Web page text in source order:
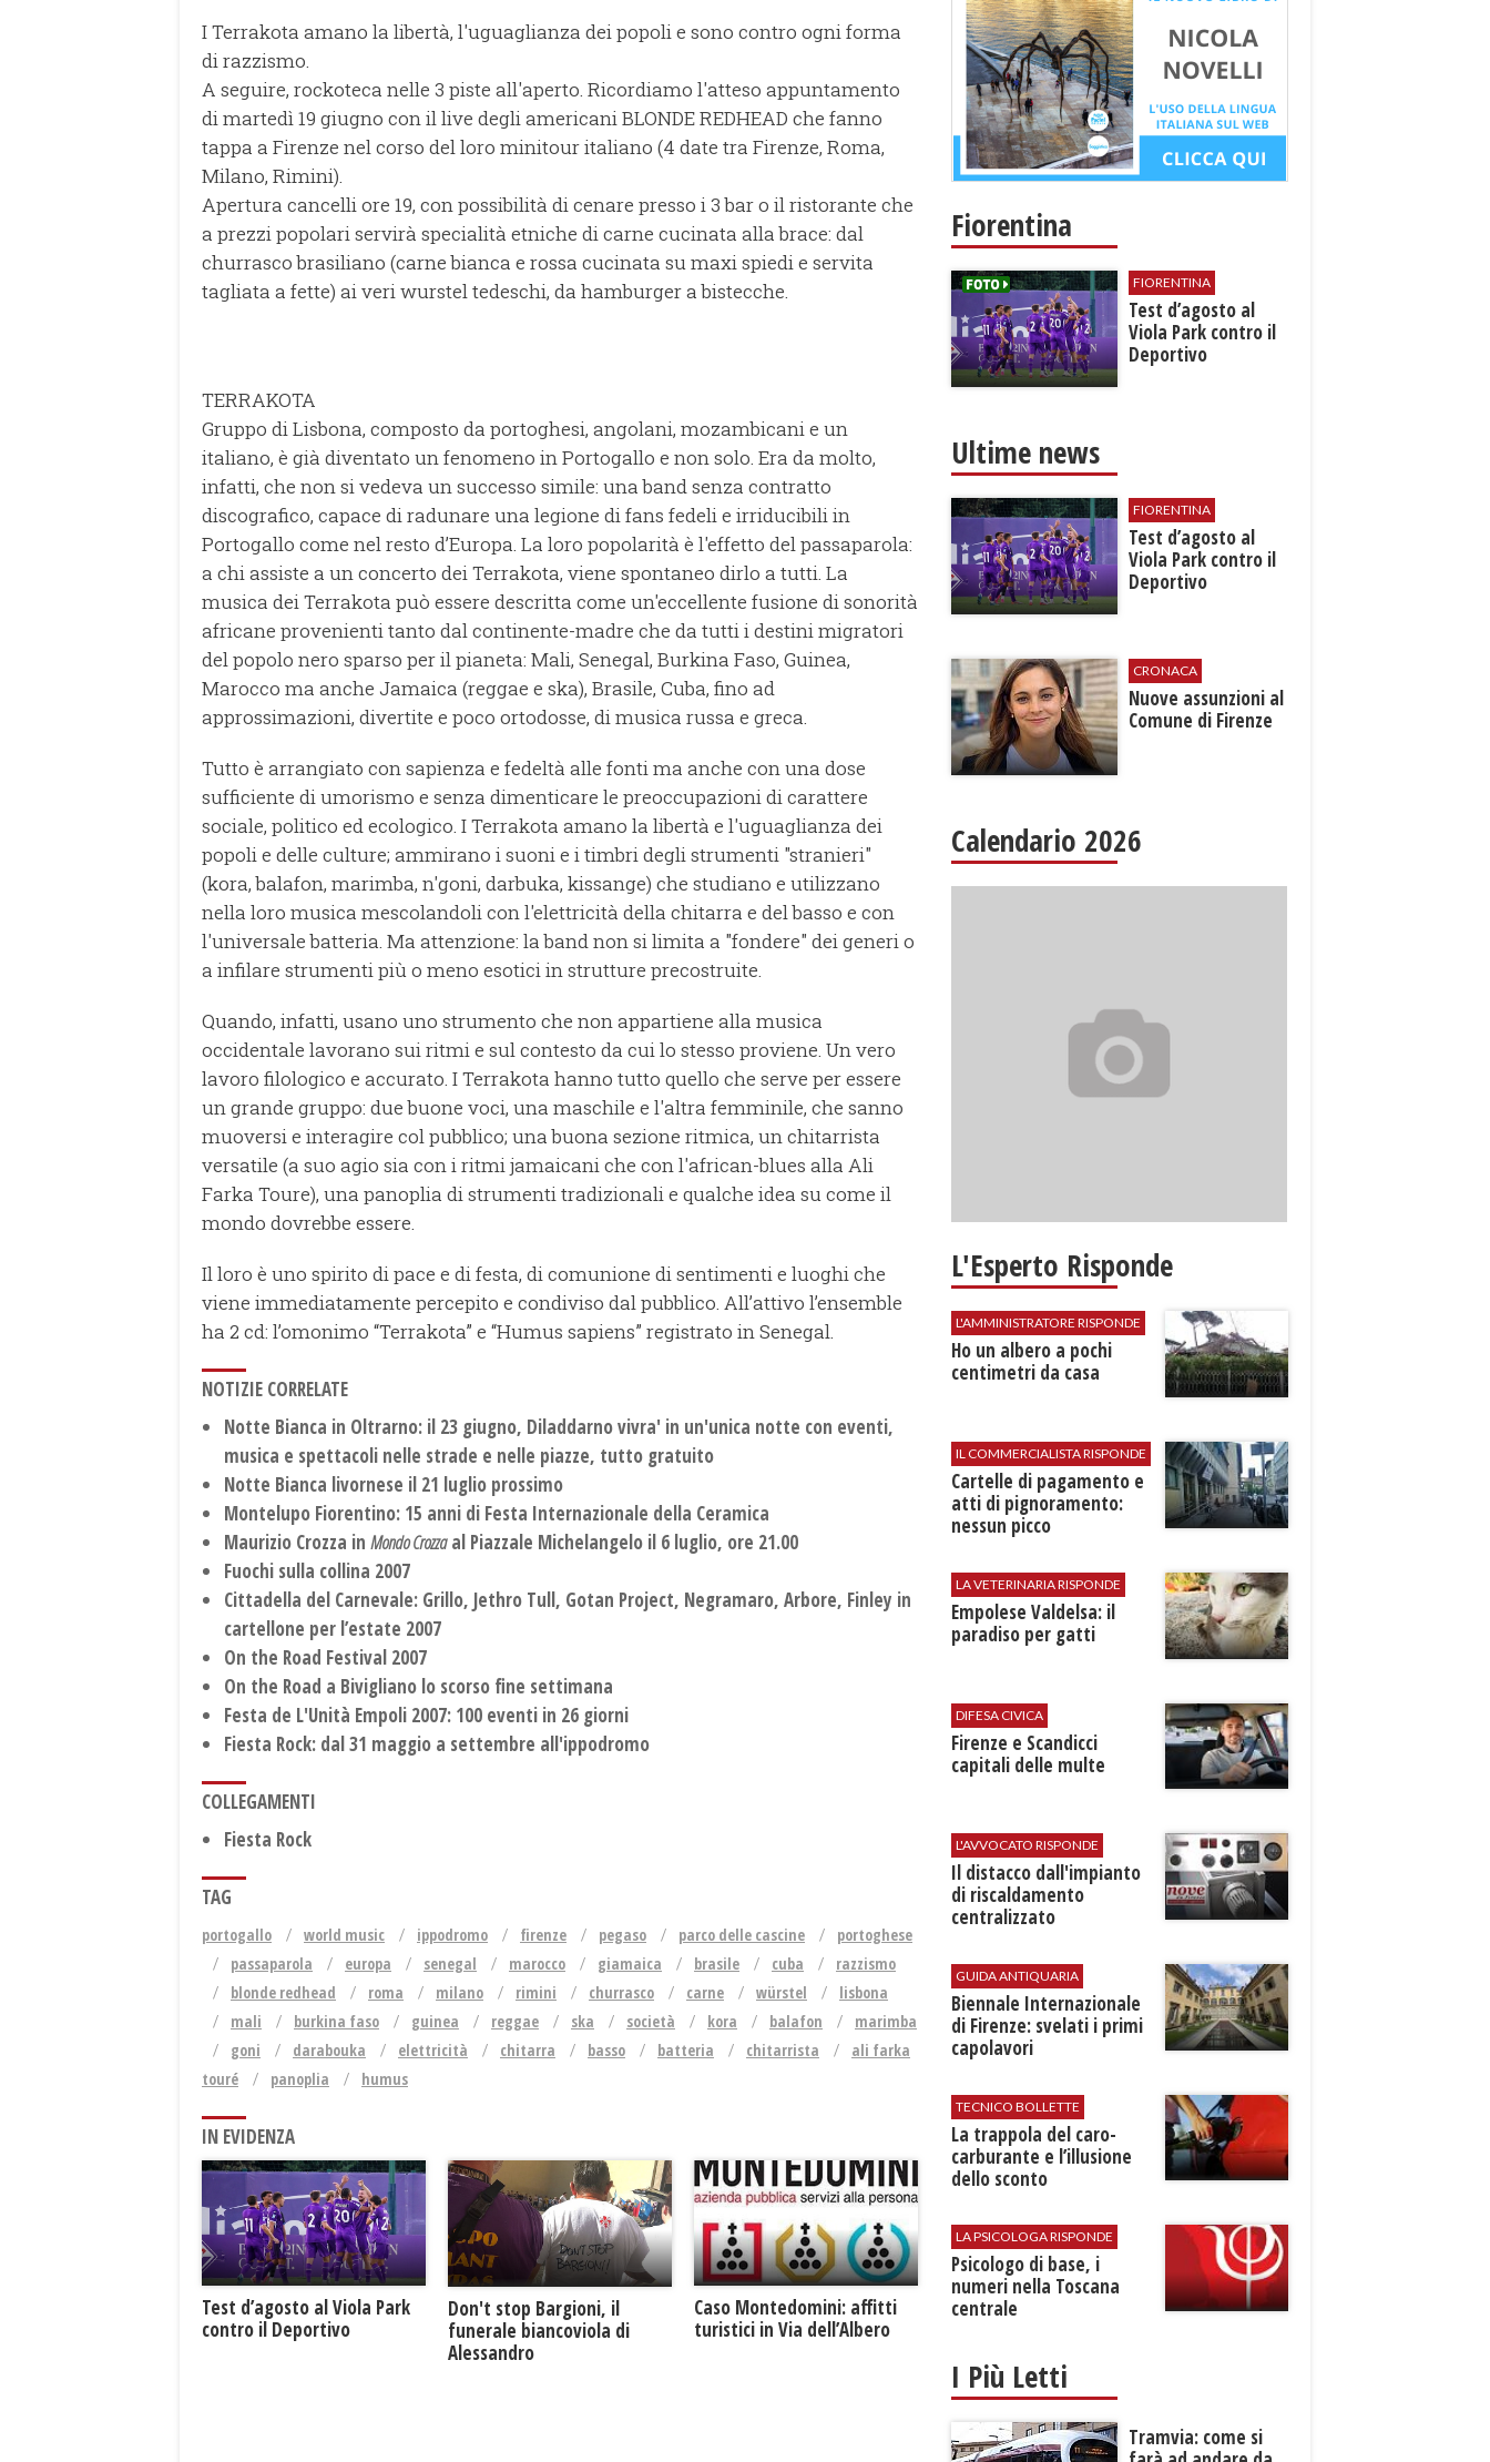
I Terrakota amano la libertà, l'uguaglianza dei popoli e sono contro ogni forma
di razzismo.
A seguire, rockoteca nelle 3 piste all'aperto. Ricordiamo l'atteso appuntamento
di martedì 19 giugno con il live degli americani BLONDE REDHEAD che fanno
tappa a Firenze nel corso del loro minitour italiano (4 date tra Firenze, Roma,
Milano, Rimini).
Apertura cancelli ore 19, con possibilità di cenare presso i 3 bar o il ristorante che
a prezzi popolari servirà specialità etniche di carne cucinata alla brace: dal
churrasco brasiliano (carne bianca e rossa cucinata su maxi spiedi e servita
tagliata a fette) ai veri wurstel tedeschi, da hamburger a bistecche.
TERRAKOTA
Gruppo di Lisbona, composto da portoghesi, angolani, mozambicani e un
italiano, è già diventato un fenomeno in Portogallo e non solo. Era da molto,
infatti, che non si vedeva un successo simile: una band senza contratto
discografico, capace di radunare una legione di fans fedeli e irriducibili in
Portogallo come nel resto d’Europa. La loro popolarità è l'effetto del passaparola:
a chi assiste a un concerto dei Terrakota, viene spontaneo dirlo a tutti. La
musica dei Terrakota può essere descritta come un'eccellente fusione di sonorità
africane provenienti tanto dal continente-madre che da tutti i destini migratori
del popolo nero sparso per il pianeta: Mali, Senegal, Burkina Faso, Guinea,
Marocco ma anche Jamaica (reggae e ska), Brasile, Cuba, fino ad
approssimazioni, divertite e poco ortodosse, di musica russa e greca.
Tutto è arrangiato con sapienza e fedeltà alle fonti ma anche con una dose
sufficiente di umorismo e senza dimenticare le preoccupazioni di carattere
sociale, politico ed ecologico. I Terrakota amano la libertà e l'uguaglianza dei
popoli e delle culture; ammirano i suoni e i timbri degli strumenti "stranieri"
(kora, balafon, marimba, n'goni, darbuka, kissange) che studiano e utilizzano
nella loro musica mescolandoli con l'elettricità della chitarra e del basso e con
l'universale batteria. Ma attenzione: la band non si limita a "fondere" dei generi o
a infilare strumenti più o meno esotici in strutture precostruite.
Quando, infatti, usano uno strumento che non appartiene alla musica
occidentale lavorano sui ritmi e sul contesto da cui lo stesso proviene. Un vero
lavoro filologico e accurato. I Terrakota hanno tutto quello che serve per essere
un grande gruppo: due buone voci, una maschile e l'altra femminile, che sanno
muoversi e interagire col pubblico; una buona sezione ritmica, un chitarrista
versatile (a suo agio sia con i ritmi jamaicani che con l'african-blues alla Ali
Farka Toure), una panoplia di strumenti tradizionali e qualche idea su come il
mondo dovrebbe essere.
Il loro è uno spirito di pace e di festa, di comunione di sentimenti e luoghi che
viene immediatamente percepito e condiviso dal pubblico. All’attivo l’ensemble
ha 2 cd: l’omonimo “Terrakota” e “Humus sapiens” registrato in Senegal.
NOTIZIE CORRELATE
Notte Bianca in Oltrarno: il 23 giugno, Diladdarno vivra' in un'unica notte con eventi,
musica e spettacoli nelle strade e nelle piazze, tutto gratuito
Notte Bianca livornese il 21 luglio prossimo
Montelupo Fiorentino: 15 anni di Festa Internazionale della Ceramica
Maurizio Crozza in Mondo Crozzaal Piazzale Michelangelo il 6 luglio, ore 21.00
Fuochi sulla collina 2007
Cittadella del Carnevale: Grillo, Jethro Tull, Gotan Project, Negramaro, Arbore, Finley in
cartellone per l’estate 2007
On the Road Festival 2007
On the Road a Bivigliano lo scorso fine settimana
Festa de L'Unità Empoli 2007: 100 eventi in 26 giorni
Fiesta Rock: dal 31 maggio a settembre all'ippodromo
COLLEGAMENTI
Fiesta Rock
TAG
portogallo world music ippodromo firenze pegaso parco delle cascine
portoghese
passaparola
europa senegal marocco giamaica brasile cuba
razzismo
blonde redhead
roma milano rimini churrasco carne würstel
lisbona
mali
burkina faso guinea reggae ska società kora balafon
marimba
goni
darabouka elettricità chitarra basso batteria chitarrista
ali farka
touré
panoplia humus
IN EVIDENZA
Test d’agosto al Viola Park
contro il Deportivo
Don't stop Bargioni, il
funerale biancoviola di
Alessandro
Caso Montedomini: affitti
turistici in Via dell’Albero
Fiorentina
FIORENTINA
Test d’agosto al
Viola Park contro il
Deportivo
Ultime news
FIORENTINA
Test d’agosto al
Viola Park contro il
Deportivo
CRONACA
Nuove assunzioni al
Comune di Firenze
Calendario 2026
L'Esperto Risponde
L'AMMINISTRATORE RISPONDE
Ho un albero a pochi
centimetri da casa
IL COMMERCIALISTA RISPONDE
Cartelle di pagamento e
atti di pignoramento:
nessun picco
LA VETERINARIA RISPONDE
Empolese Valdelsa: il
paradiso per gatti
DIFESA CIVICA
Firenze e Scandicci
capitali delle multe
L'AVVOCATO RISPONDE
Il distacco dall'impianto
di riscaldamento
centralizzato
GUIDA ANTIQUARIA
Biennale Internazionale
di Firenze: svelati i primi
capolavori
TECNICO BOLLETTE
​La trappola del caro-
carburante e l’illusione
dello sconto
LA PSICOLOGA RISPONDE
Psicologo di base, i
numeri nella Toscana
centrale
I Più Letti
Tramvia: come si